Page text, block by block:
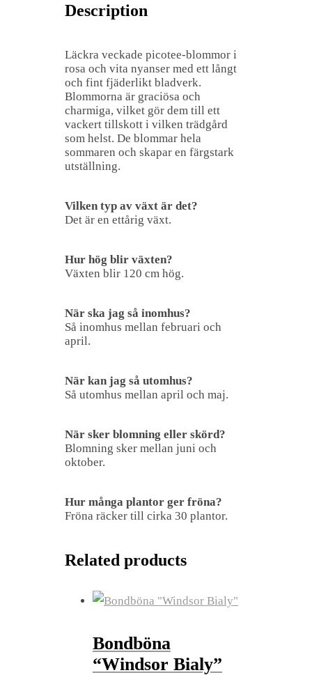
Description
Läckra veckade picotee-blommor i
rosa och vita nyanser med ett långt
och fint fjäderlikt bladverk.
Blommorna är graciösa och
charmiga, vilket gör dem till ett
vackert tillskott i vilken trädgård
som helst. De blommar hela
sommaren och skapar en färgstark
utställning.
Vilken typ av växt är det?
Det är en ettårig växt.
Hur hög blir växten?
Växten blir 120 cm hög.
När ska jag så inomhus?
Så inomhus mellan februari och
april.
När kan jag så utomhus?
Så utomhus mellan april och maj.
När sker blomning eller skörd?
Blomning sker mellan juni och
oktober.
Hur många plantor ger fröna?
Fröna räcker till cirka 30 plantor.
Related products
Bondböna
“Windsor Bialy”